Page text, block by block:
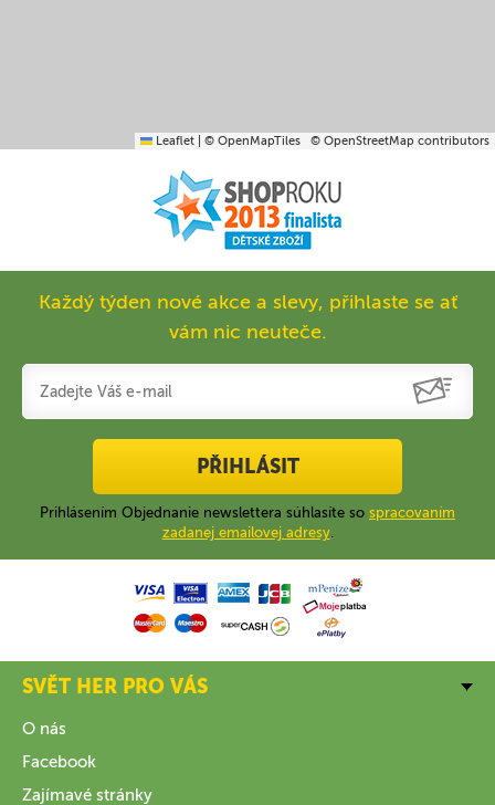
Leaflet © OpenMapTiles © OpenStreetMap contributors
Každý týden nové akce a slevy, přihlaste se ať
vám nic neuteče.
PŘIHLÁSIT
Prihlásením Objednanie newslettera súhlasíte so spracovaním
zadanej emailovej adresy.
SVĚT HER PRO VÁS
O nás
Facebook
Zajímavé stránky